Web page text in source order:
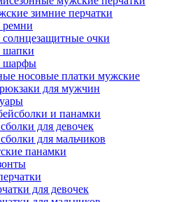
зимние перчатки
очки
шарфы
носовые платки мужские
для мужчин
и панамки
для девочек
для мальчиков
панамки
для девочек